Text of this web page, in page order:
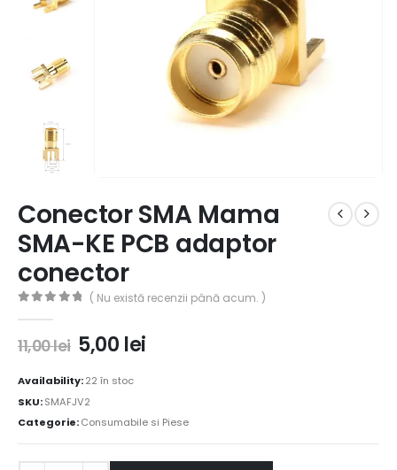
Conector SMA Mama
SMA-KE PCB adaptor
conector
( Nu există recenzii până acum. )
11,00lei 5,00 lei
Availability:22 în stoc
SKU:SMAFJV2
Categorie:Consumabile si Piese